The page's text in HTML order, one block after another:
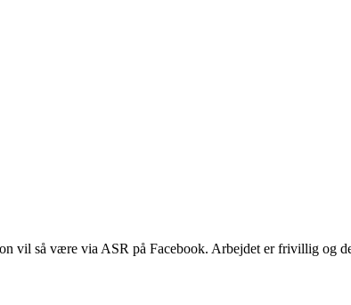
vil så være via ASR på Facebook. Arbejdet er frivillig og